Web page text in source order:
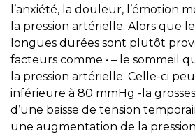
l’anxiété, la douleur, l’émotion
la pression artérielle. Alors que
longues durées sont plutôt
facteurs comme • – le sommeil
la pression artérielle. Celle-ci
inférieure à 80 mmHg -la
d’une baisse de tension
une augmentation de la